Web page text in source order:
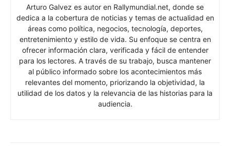
Arturo Galvez es autor en Rallymundial.net, donde se
dedica a la cobertura de noticias y temas de actualidad en
áreas como política, negocios, tecnología, deportes,
entretenimiento y estilo de vida. Su enfoque se centra en
ofrecer información clara, verificada y fácil de entender
para los lectores. A través de su trabajo, busca mantener
al público informado sobre los acontecimientos más
relevantes del momento, priorizando la objetividad, la
utilidad de los datos y la relevancia de las historias para la
audiencia.